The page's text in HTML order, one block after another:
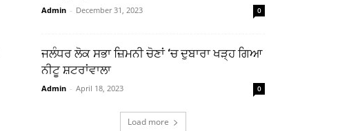
Admin - December 31, 2023 0
ਜਲੰਧਰ ਲੋਕ ਸਭਾ ਜ਼ਿਮਨੀ ਚੋਣਾਂ ‘ਚ ਦੁਬਾਰਾ ਖੜ੍ਹ ਗਿਆ
ਨੀਟੂ ਸ਼ਟਰਾਂਵਾਲਾ
Admin - April 18, 2023 0
Load more